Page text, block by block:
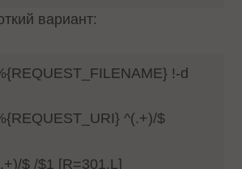
вариант:
!-d
^(.+)/$
$ /$1 [R=301,L]